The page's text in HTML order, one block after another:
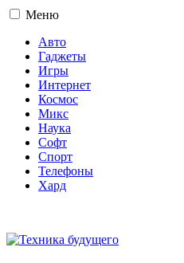
Меню
Авто
Гаджеты
Игры
Интернет
Космос
Микс
Наука
Софт
Спорт
Телефоны
Хард